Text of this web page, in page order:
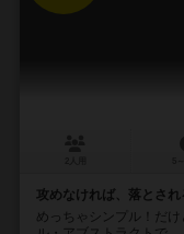
攻めなければ、落とされ
めっちゃシンプル！だ